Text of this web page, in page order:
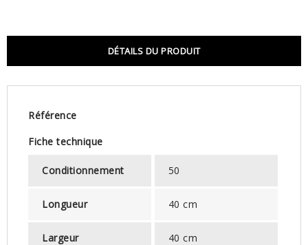
DÉTAILS DU PRODUIT
Référence
Fiche technique
Conditionnement 50
Longueur 40 cm
Largeur 40 cm